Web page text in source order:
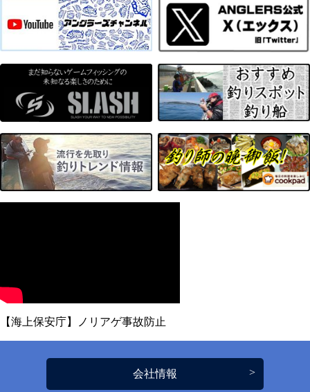
【海上保安庁】ノリアゲ事故防止
会社情報